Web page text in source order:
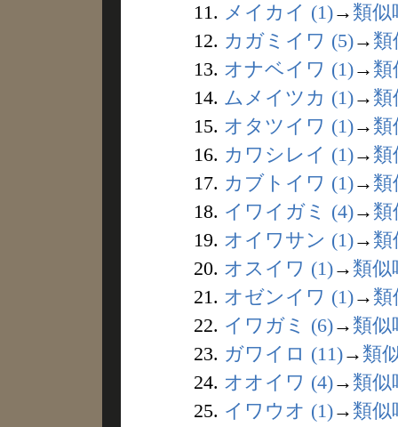
11. メイカイ (1)→ 類似
12. カガミイワ (5)→ 類
13. オナベイワ (1)→ 類
14. ムメイツカ (1)→ 類
15. オタツイワ (1)→ 類
16. カワシレイ (1)→ 類
17. カブトイワ (1)→ 類
18. イワイガミ (4)→ 類
19. オイワサン (1)→ 類
20. オスイワ (1)→ 類似
21. オゼンイワ (1)→ 類
22. イワガミ (6)→ 類似
23. ガワイロ (11)→ 類
24. オオイワ (4)→ 類似
25. イワウオ (1)→ 類似